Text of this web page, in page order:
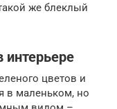
же блеклый
цветов и
в маленьком, но